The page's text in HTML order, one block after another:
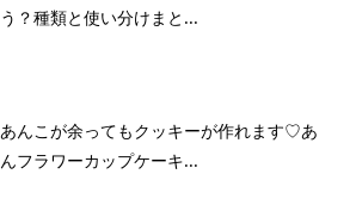
う？種類と使い分けまと...
あんこが余ってもクッキーが作れます♡あ
んフラワーカップケーキ...